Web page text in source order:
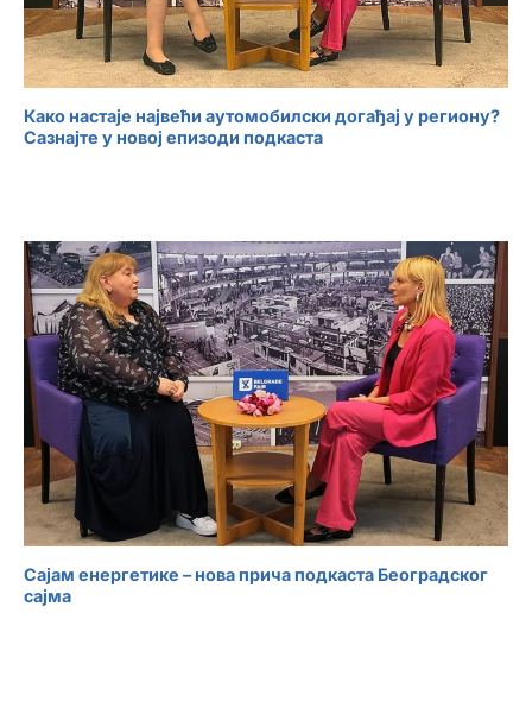
Како настаје највећи аутомобилски догађај у региону?
Сазнајте у новој епизоди подкаста
Сајам енергетике – нова прича подкаста Београдског
сајма